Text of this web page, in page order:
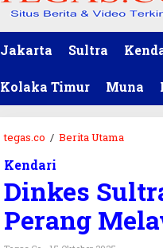
Jakarta Sultra
Kolaka Timur Muna
tegas.co / Berita Utama
k
e
s
S
Kendari
Dinkes
Perang